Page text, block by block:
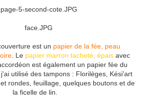
est un papier de la fée, peau
. Le papier marron tacheté, épais avec
est également un papier fée du
utilisé des tampons : Florilèges, Kési'art
rondes, feuillage, quelques boutons et de
la ficelle de lin.